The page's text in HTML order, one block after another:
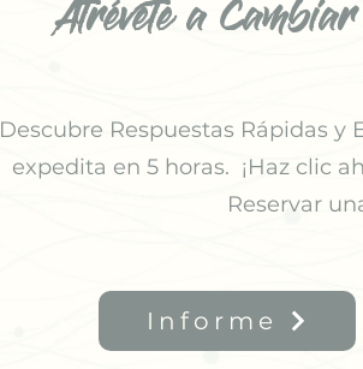
Atrévete a
Descubre Respuestas Rápidas y
expedita en 5 horas. ¡Haz clic
Reservar
Informe